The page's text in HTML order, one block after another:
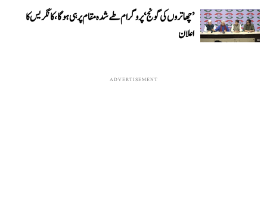
’چھاتروں کی گونج‘ پروگرام طے شدہ مقام پر ہی ہوگا، کانگریس کا
اعلان
ADVERTISEMENT